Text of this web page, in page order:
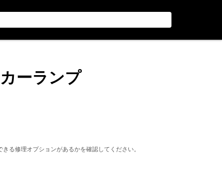
ーランプ
る修理オプションがあるかを確認してください。